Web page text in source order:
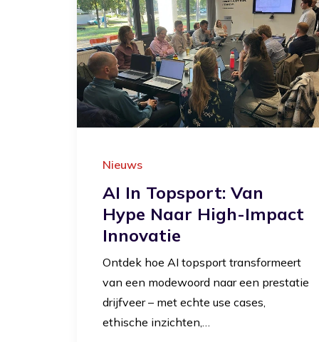
Nieuws
AI In Topsport: Van
Hype Naar High-Impact
Innovatie
Ontdek hoe AI topsport transformeert
van een modewoord naar een prestatie
drijfveer – met echte use cases,
ethische inzichten,…